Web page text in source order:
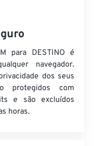
para DESTINO é
navegador.
dos seus
protegidos com
e são excluídos
horas.